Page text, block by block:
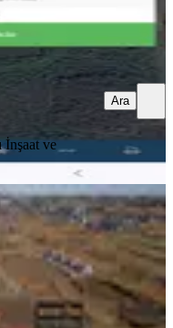
İnşaat ve
Ara
Parsel Satışta!
· 04.08.2026